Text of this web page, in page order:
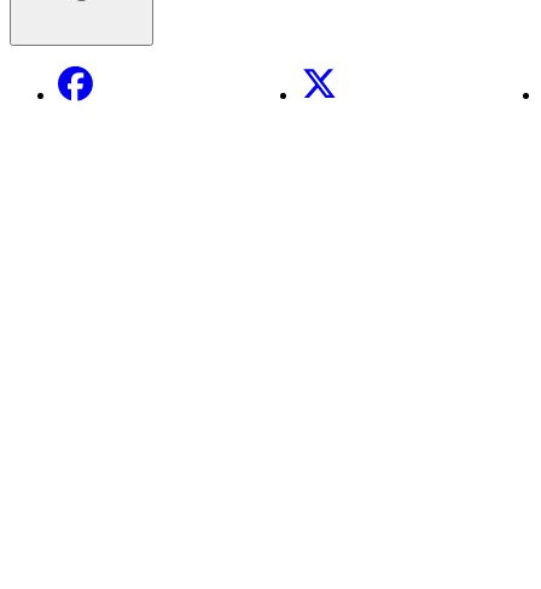
Facebook X